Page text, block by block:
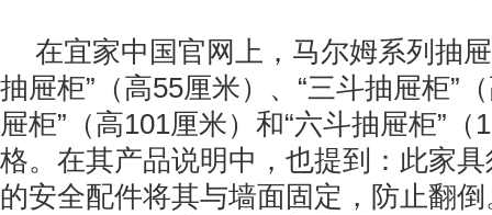
在宜家中国官网上，马尔姆系列抽
抽屉柜”（高55厘米）、“三斗抽屉柜”
屉柜”（高101厘米）和“六斗抽屉柜”（
格。在其产品说明中，也提到：此家
的安全配件将其与墙面固定，防止翻